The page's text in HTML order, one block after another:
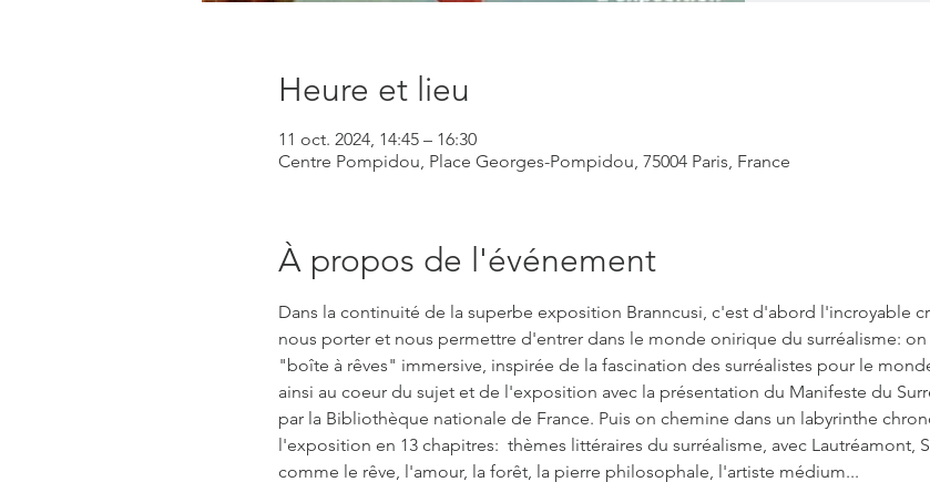
Heure et lieu
11 oct. 2024, 14:45 – 16:30
Centre Pompidou, Place Georges-Pompidou, 75004 Paris, France
À propos de l'événement
Dans la continuité de la superbe exposition Branncusi, c'est d'abord l'incroyable
nous porter et nous permettre d'entrer dans le monde onirique du surréalisme:
"boîte à rêves" immersive, inspirée de la fascination des surréalistes pour le
ainsi au coeur du sujet et de l'exposition avec la présentation du Manifeste du
par la Bibliothèque nationale de France. Puis on chemine dans un labyrinthe
l'exposition en 13 chapitres:  thèmes littéraires du surréalisme, avec Lautréamont,
comme le rêve, l'amour, la forêt, la pierre philosophale, l'artiste médium...